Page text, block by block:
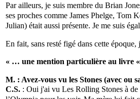
Par ailleurs, je suis membre du Brian
ses proches comme James Phelge, Tom
Julian) était aussi présente. Je me suis
En fait, sans resté figé dans cette
« … une mention particulière au livre
M. : Avez-vous vu les Stones (avec ou
C.S. : Oui j'ai vu Les Rolling Stones à de